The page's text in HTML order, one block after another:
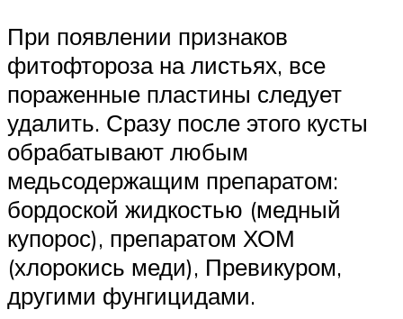
При появлении признаков
фитофтороза на листьях, все
пораженные пластины следует
удалить. Сразу после этого кусты
обрабатывают любым
медьсодержащим препаратом:
бордоской жидкостью (медный
купорос), препаратом ХОМ
(хлорокись меди), Превикуром,
другими фунгицидами.